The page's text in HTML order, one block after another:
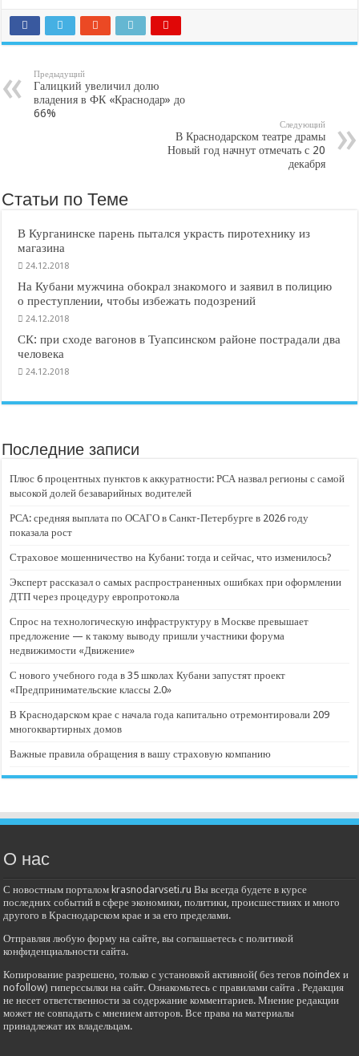
Предыдущий
Галицкий увеличил долю
владения в ФК «Краснодар» до
66%
Следующий
В Краснодарском театре драмы
Новый год начнут отмечать с 20
декабря
Статьи по Теме
В Курганинске парень пытался украсть пиротехнику из
магазина
24.12.2018
На Кубани мужчина обокрал знакомого и заявил в полицию
о преступлении, чтобы избежать подозрений
24.12.2018
СК: при сходе вагонов в Туапсинском районе пострадали два
человека
24.12.2018
Последние записи
Плюс 6 процентных пунктов к аккуратности: РСА назвал регионы с самой
высокой долей безаварийных водителей
РСА: средняя выплата по ОСАГО в Санкт-Петербурге в 2026 году
показала рост
Страховое мошенничество на Кубани: тогда и сейчас, что изменилось?
Эксперт рассказал о самых распространенных ошибках при оформлении
ДТП через процедуру европротокола
Спрос на технологическую инфраструктуру в Москве превышает
предложение — к такому выводу пришли участники форума
недвижимости «Движение»
С нового учебного года в 35 школах Кубани запустят проект
«Предпринимательские классы 2.0»
В Краснодарском крае с начала года капитально отремонтировали 209
многоквартирных домов
Важные правила обращения в вашу страховую компанию
О нас
С новостным порталом krasnodarvseti.ru Вы всегда будете в курсе
последних событий в сфере экономики, политики, происшествиях и много
другого в Краснодарском крае и за его пределами.
Отправляя любую форму на сайте, вы соглашаетесь с политикой
конфиденциальности сайта.
Копирование разрешено, только с установкой активной( без тегов noindex и
nofollow) гиперссылки на сайт. Ознакомьтесь с правилами сайта . Редакция
не несет ответственности за содержание комментариев. Мнение редакции
может не совпадать с мнением авторов. Все права на материалы
принадлежат их владельцам.